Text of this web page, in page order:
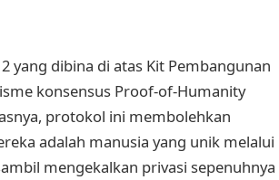
yang dibina di atas Kit Pembangunan
konsensus Proof-of-Humanity
protokol ini membolehkan
adalah manusia yang unik melalui
mengekalkan privasi sepenuhnya